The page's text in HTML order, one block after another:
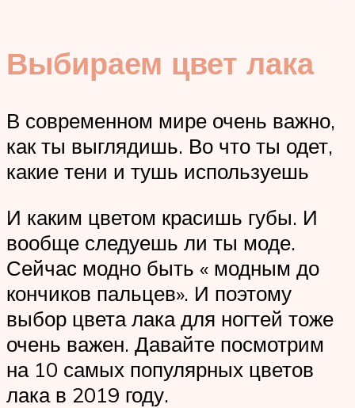
Выбираем цвет лака
В современном мире очень важно,
как ты выглядишь. Во что ты одет,
какие тени и тушь используешь
И каким цветом красишь губы. И
вообще следуешь ли ты моде.
Сейчас модно быть « модным до
кончиков пальцев». И поэтому
выбор цвета лака для ногтей тоже
очень важен. Давайте посмотрим
на 10 самых популярных цветов
лака в 2019 году.